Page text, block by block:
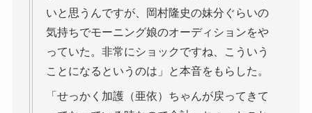
いと思うんですが、岡村隆史の妹分ぐらいの
気持ちでモーニング娘のオーディションをや
っていた。非常にショックですね、こういう
ことになるというのは」と本音をもらした。
「せっかく加護（亜依）ちゃんが戻ってきて